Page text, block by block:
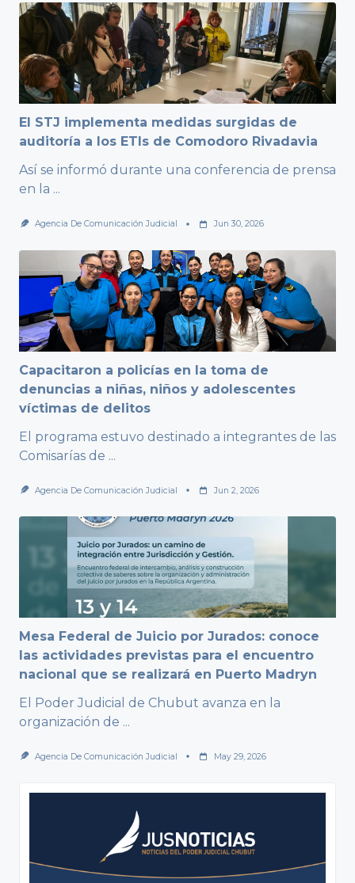
El STJ implementa medidas surgidas de
auditoría a los ETIs de Comodoro Rivadavia
Así se informó durante una conferencia de prensa
en la ...
Agencia De Comunicación Judicial Jun 30, 2026
Capacitaron a policías en la toma de
denuncias a niñas, niños y adolescentes
víctimas de delitos
El programa estuvo destinado a integrantes de las
Comisarías de ...
Agencia De Comunicación Judicial Jun 2, 2026
Mesa Federal de Juicio por Jurados: conoce
las actividades previstas para el encuentro
nacional que se realizará en Puerto Madryn
El Poder Judicial de Chubut avanza en la
organización de ...
Agencia De Comunicación Judicial May 29, 2026